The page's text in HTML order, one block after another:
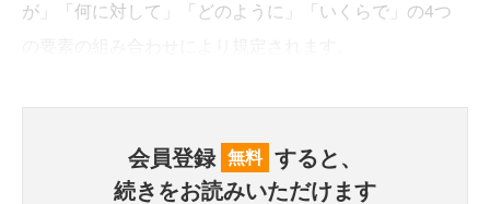
が」「何に対して」「どのように」「いくらで」の4つ
会員登録 無料 すると、
続きをお読みいただけます